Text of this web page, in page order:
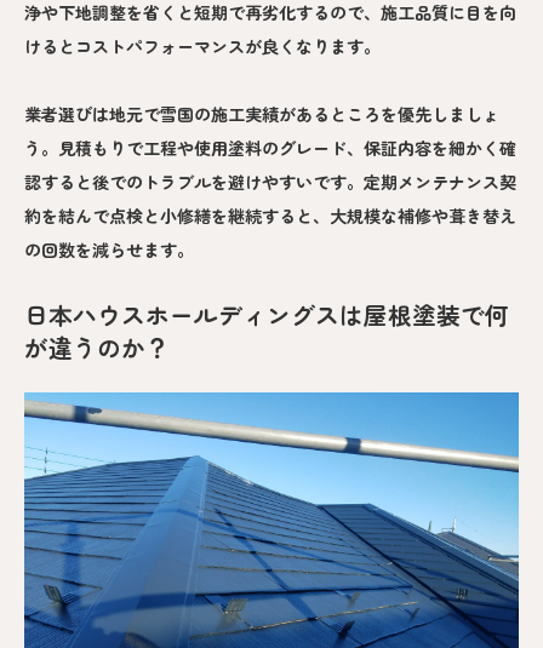
浄や下地調整を省くと短期で再劣化するので、施工品質に目を向
けるとコストパフォーマンスが良くなります。
業者選びは地元で雪国の施工実績があるところを優先しましょ
う。見積もりで工程や使用塗料のグレード、保証内容を細かく確
認すると後でのトラブルを避けやすいです。定期メンテナンス契
約を結んで点検と小修繕を継続すると、大規模な補修や葺き替え
の回数を減らせます。
日本ハウスホールディングスは屋根塗装で何
が違うのか？